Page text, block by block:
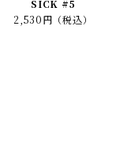
SICK #5
2,530円（税込）